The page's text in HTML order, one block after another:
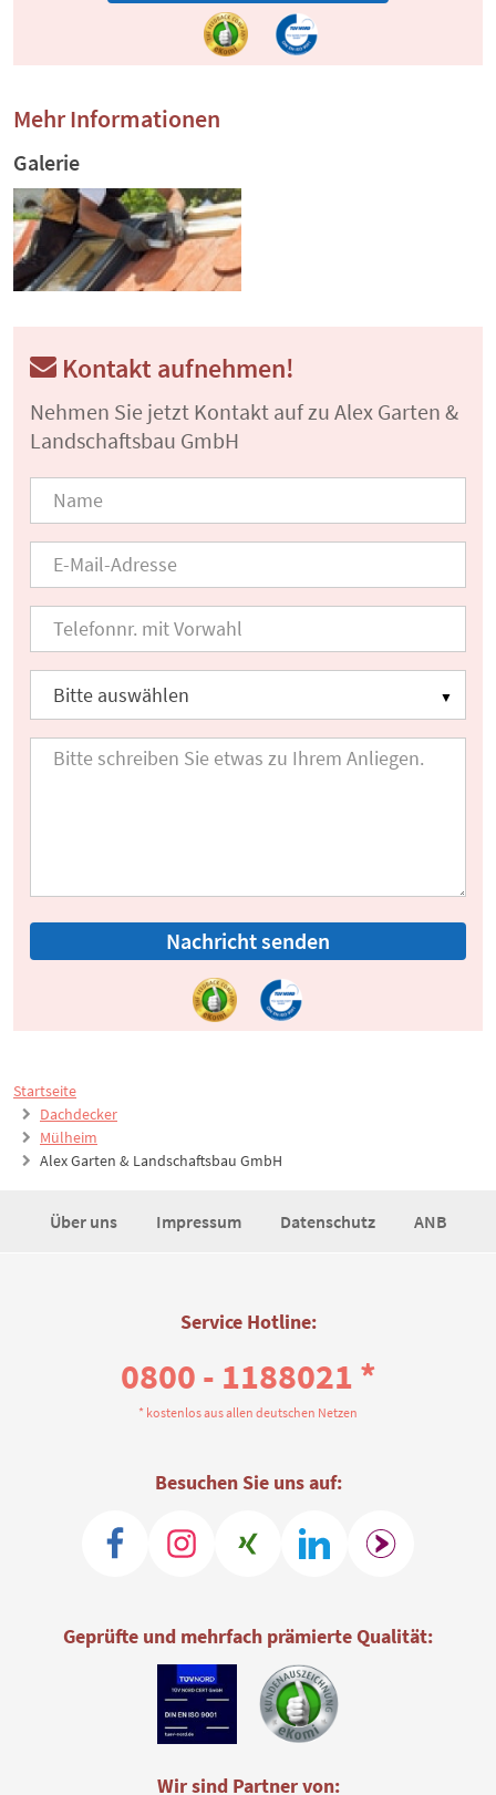
Startseite
Dachdecker
Mülheim
Alex Garten & Landschaftsbau GmbH
Mehr Informationen
Galerie
Kontakt aufnehmen!
Nehmen Sie jetzt Kontakt auf zu Alex Garten &
Landschaftsbau GmbH
Nachricht senden
Über uns Impressum Datenschutz ANB
Service Hotline:
0800 - 1188021 *
* kostenlos aus allen deutschen Netzen
Besuchen Sie uns auf:
Geprüfte und mehrfach prämierte Qualität:
Wir sind Partner von: